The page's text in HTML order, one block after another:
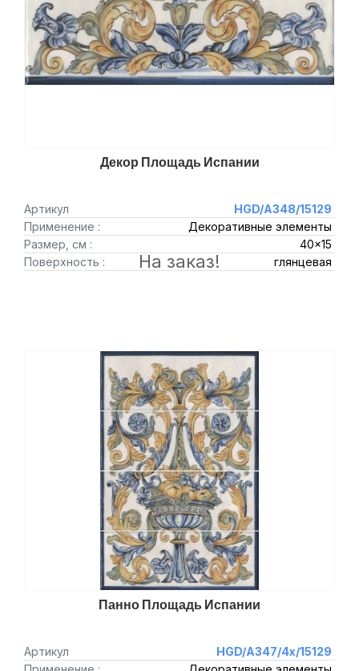
Декор Площадь Испании
Артикул
HGD/A348/15129
Применение :
Декоративные элементы
Размер, см :
40x15
Поверхность :
глянцевая
На заказ!
Панно Площадь Испании
Артикул
HGD/A347/4x/15129